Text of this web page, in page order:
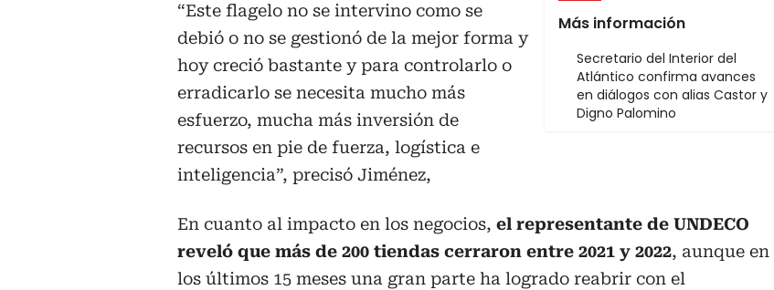
Más información
Secretario del Interior del
Atlántico confirma avances
en diálogos con alias Castor y
Digno Palomino
“Este flagelo no se intervino como se
debió o no se gestionó de la mejor forma y
hoy creció bastante y para controlarlo o
erradicarlo se necesita mucho más
esfuerzo, mucha más inversión de
recursos en pie de fuerza, logística e
inteligencia”, precisó Jiménez,
En cuanto al impacto en los negocios, el representante de UNDECO
reveló que más de 200 tiendas cerraron entre 2021 y 2022, aunque en
los últimos 15 meses una gran parte ha logrado reabrir con el